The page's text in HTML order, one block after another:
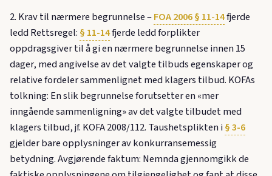
2. Krav til nærmere begrunnelse –FOA 2006 § 11-14fjerde
ledd Rettsregel: § 11-14fjerde ledd forplikter
oppdragsgiver til å gi en nærmere begrunnelse innen 15
dager, med angivelse av det valgte tilbuds egenskaper og
relative fordeler sammenlignet med klagers tilbud. KOFAs
tolkning: En slik begrunnelse forutsetter en «mer
inngående sammenligning» av det valgte tilbudet med
klagers tilbud, jf. KOFA 2008/112. Taushetsplikten i§ 3-6
gjelder bare opplysninger av konkurransemessig
betydning. Avgjørende faktum: Nemnda gjennomgikk de